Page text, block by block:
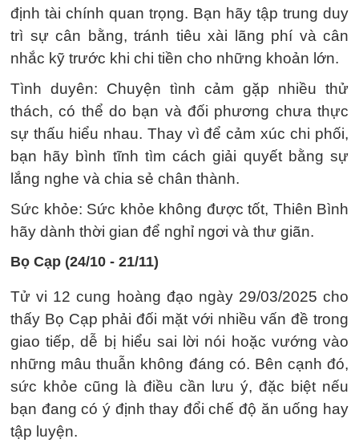
định tài chính quan trọng. Bạn hãy tập trung duy
trì sự cân bằng, tránh tiêu xài lãng phí và cân
nhắc kỹ trước khi chi tiền cho những khoản lớn.
Tình duyên: Chuyện tình cảm gặp nhiều thử
thách, có thể do bạn và đối phương chưa thực
sự thấu hiểu nhau. Thay vì để cảm xúc chi phối,
bạn hãy bình tĩnh tìm cách giải quyết bằng sự
lắng nghe và chia sẻ chân thành.
Sức khỏe: Sức khỏe không được tốt, Thiên Bình
hãy dành thời gian để nghỉ ngơi và thư giãn.
Bọ Cạp (24/10 - 21/11)
Tử vi 12 cung hoàng đạo ngày 29/03/2025 cho
thấy Bọ Cạp phải đối mặt với nhiều vấn đề trong
giao tiếp, dễ bị hiểu sai lời nói hoặc vướng vào
những mâu thuẫn không đáng có. Bên cạnh đó,
sức khỏe cũng là điều cần lưu ý, đặc biệt nếu
bạn đang có ý định thay đổi chế độ ăn uống hay
tập luyện.